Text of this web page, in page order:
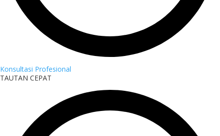
Konsultasi Profesional
TAUTAN CEPAT